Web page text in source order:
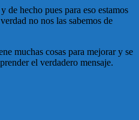
de hecho pues para eso estamos
no nos las sabemos de
muchas cosas para mejorar y se
el verdadero mensaje.